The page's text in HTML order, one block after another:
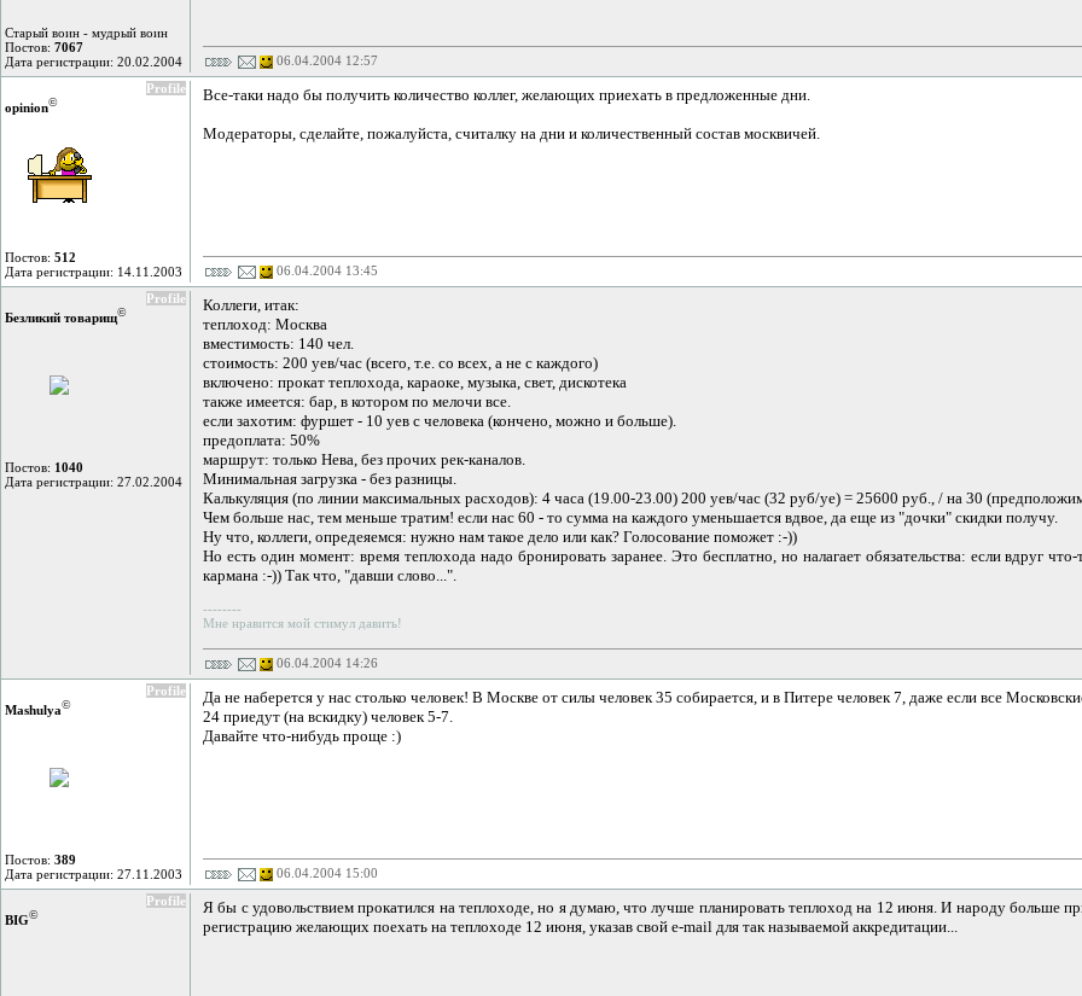
Старый воин - мудрый воин
Постов: 7067
Дата регистрации: 20.02.2004
06.04.2004 12:57
Profile
opinion©
Постов: 512
Дата регистрации: 14.11.2003
Все-таки надо бы получить количество коллег, желающих приехать в предложенные дни.
Модераторы, сделайте, пожалуйста, считалку на дни и количественный состав москвичей.
06.04.2004 13:45
Profile
Безликий товарищ©
Постов: 1040
Дата регистрации: 27.02.2004
Коллеги, итак:
теплоход: Москва
вместимость: 140 чел.
стоимость: 200 уев/час (всего, т.е. со всех, а не с каждого)
включено: прокат теплохода, караоке, музыка, свет, дискотека
также имеется: бар, в котором по мелочи все.
если захотим: фуршет - 10 уев с человека (кончено, можно и больше).
предоплата: 50%
маршрут: только Нева, без прочих рек-каналов.
Минимальная загрузка - без разницы.
Калькуляция (по линии максимальных расходов): 4 часа (19.00-23.00) 200 уев/час (32 руб/уе) = 25600 руб., / на 30
Чем больше нас, тем меньше тратим! если нас 60 - то сумма на каждого уменьшается вдвое, да еще из "дочки" скидки получу.
Ну что, коллеги, опредеяемся: нужно нам такое дело или как? Голосование поможет :-))
Но есть один момент: время теплохода надо бронировать заранее. Это бесплатно, но налагает обязательства: если вдруг
кармана :-)) Так что, "давши слово...".
--------
Мне нравится мой стимул давить!
06.04.2004 14:26
Profile
Mashulya©
Постов: 389
Дата регистрации: 27.11.2003
Да не наберется у нас столько человек! В Москве от силы человек 35 собирается, и в Питере человек 7, даже если все
24 приедут (на вскидку) человек 5-7.
Давайте что-нибудь проще :)
06.04.2004 15:00
Profile
BIG©
Я бы с удовольствием прокатился на теплоходе, но я думаю, что лучше планировать теплоход на 12 июня. И народу больше
регистрацию желающих поехать на теплоходе 12 июня, указав свой e-mail для так называемой аккредитации...